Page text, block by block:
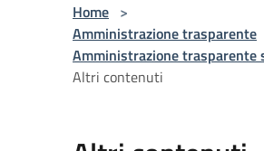
Home >
Amministrazione trasparente
Amministrazione trasparente
Altri contenuti